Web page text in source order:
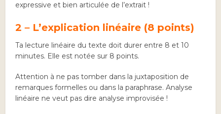
expressive et bien articulée de l’extrait !
2 – L’explication linéaire (8 points)
Ta lecture linéaire du texte doit durer entre 8 et 10
minutes. Elle est notée sur 8 points.
Attention à ne pas tomber dans la juxtaposition de
remarques formelles ou dans la paraphrase. Analyse
linéaire ne veut pas dire analyse improvisée !